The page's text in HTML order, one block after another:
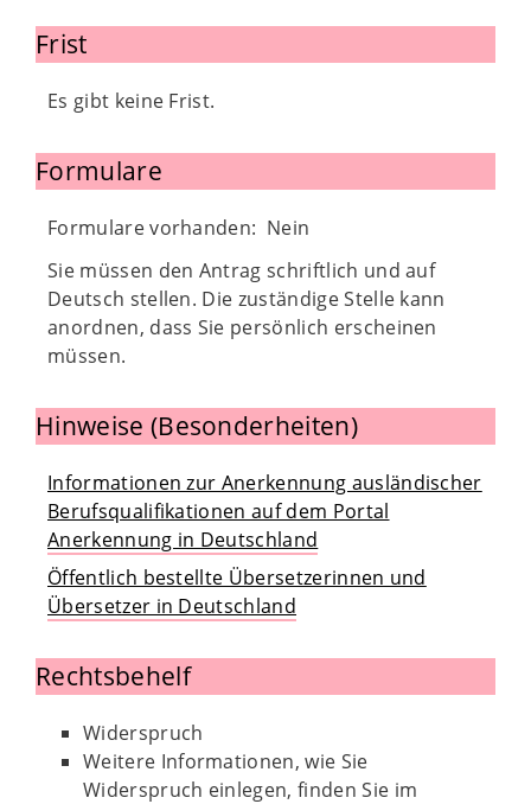
Frist
Es gibt keine Frist.
Formulare
Formulare vorhanden: Nein
Sie müssen den Antrag schriftlich und auf
Deutsch stellen. Die zuständige Stelle kann
anordnen, dass Sie persönlich erscheinen
müssen.
Hinweise (Besonderheiten)
Informationen zur Anerkennung ausländischer
Berufsqualifikationen auf dem Portal
Anerkennung in Deutschland
Öffentlich bestellte Übersetzerinnen und
Übersetzer in Deutschland
Rechtsbehelf
Widerspruch
Weitere Informationen, wie Sie
Widerspruch einlegen, finden Sie im